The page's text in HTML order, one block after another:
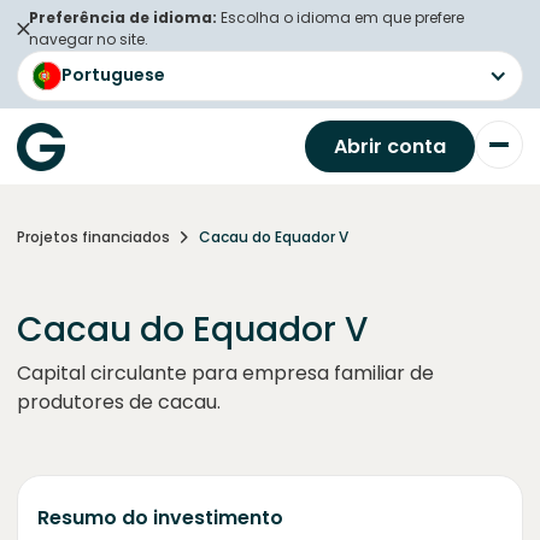
Preferência de idioma: Escolha o idioma em que prefere
navegar no site.
Portuguese
Abrir conta
Projetos financiados Cacau do Equador V
Cacau do Equador V
Capital circulante para empresa familiar de
produtores de cacau.
Resumo do investimento